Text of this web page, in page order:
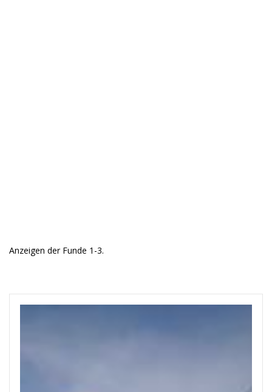
Anzeigen der Funde 1-3.